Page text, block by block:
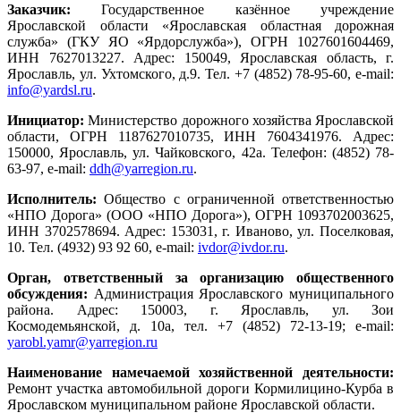
Заказчик: Государственное казённое учреждение
Ярославской области «Ярославская областная дорожная
служба» (ГКУ ЯО «Ярдорслужба»), ОГРН 1027601604469,
ИНН 7627013227. Адрес: 150049, Ярославская область, г.
Ярославль, ул. Ухтомского, д.9. Тел. +7 (4852) 78-95-60, e-mail:
info@yardsl.ru.
Инициатор:Министерство дорожного хозяйства Ярославской
области, ОГРН 1187627010735, ИНН 7604341976. Адрес:
150000, Ярославль, ул. Чайковского, 42а. Телефон: (4852) 78-
63-97, e-mail: ddh@yarregion.ru.
Исполнитель:Общество с ограниченной ответственностью
«НПО Дорога» (ООО «НПО Дорога»), ОГРН 1093702003625,
ИНН 3702578694. Адрес: 153031, г. Иваново, ул. Поселковая,
10. Тел. (4932) 93 92 60, e-mail: ivdor@ivdor.ru.
Орган, ответственный за организацию общественного
обсуждения: Администрация Ярославского муниципального
района. Адрес: 150003, г. Ярославль, ул. Зои
Космодемьянской, д. 10а, тел. +7 (4852) 72-13-19; e-mail:
yarobl.yamr@yarregion.ru
Наименование намечаемой хозяйственной деятельности:
Ремонт участка автомобильной дороги Кормилицино-Курба в
Ярославском муниципальном районе Ярославской области.